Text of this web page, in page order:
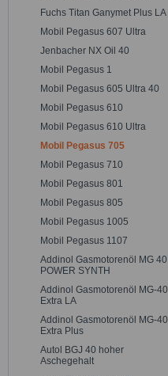
Fuchs Titan Ganymet Plus LA
Mobil Pegasus 607 Ultra
Jenbacher NX Oil 40
Mobil Pegasus 1
Mobil Pegasus 605 Ultra 40
Mobil Pegasus 610
Mobil Pegasus 610 Ultra
Mobil Pegasus 705
Mobil Pegasus 710
Mobil Pegasus 801
Mobil Pegasus 805
Mobil Pegasus 1005
Mobil Pegasus 1107
Addinol Gasmotorenöl MG 40
POWER SYNTH
Addinol Gasmotorenöl MG-40
Extra LA
Addinol Gasmotorenöl MG-40
Extra Plus
Autol BGJ 40 hoher
Aschegehalt